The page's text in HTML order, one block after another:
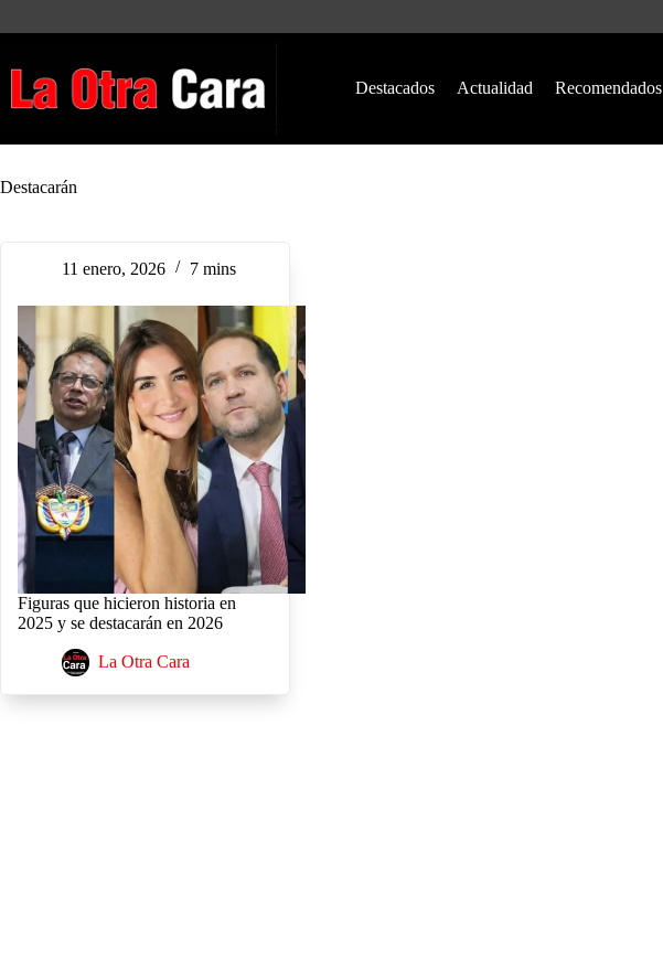
Destacados Actualidad Recomendados
Destacarán
11 enero, 2026 7 mins
Figuras que hicieron historia en
2025 y se destacarán en 2026
La Otra Cara